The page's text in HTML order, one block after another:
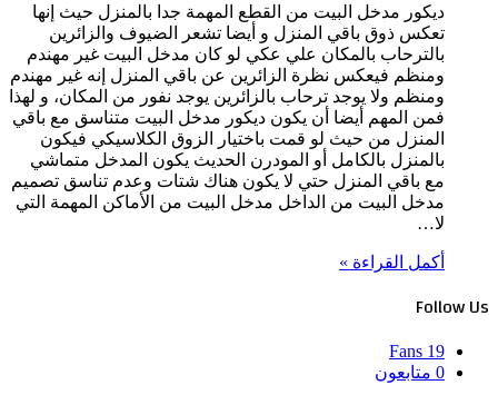
ديكور مدخل البيت من القطع المهمة جدا بالمنزل حيث إنها
تعكس ذوق باقي المنزل و أيضا تشعر الضيوف والزائرين
بالترحاب بالمكان علي عكي لو كان مدخل البيت غير مهندم
ومنظم فيعكس نظرة الزائرين عن باقي المنزل إنه غير مهندم
ومنظم ولا يوجد ترحاب بالزائرين يوجد نفور من المكان، و لهذا
فمن المهم أيضا أن يكون ديكور مدخل البيت متناسق مع باقي
المنزل من حيث لو قمت باختيار الزوق الكلاسيكي فيكون
بالمنزل بالكامل أو المودرن الحديث يكون المدخل متماشي
مع باقي المنزل حتي لا يكون هناك شتات وعدم تناسق تصميم
مدخل البيت من الداخل مدخل البيت من الأماكن المهمة التي
لا…
أكمل القراءة »
Follow Us
19
Fans
0 متابعون